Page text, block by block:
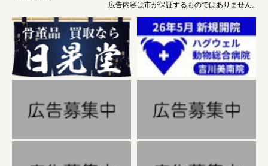
広告内容は市が保証するものではありません。